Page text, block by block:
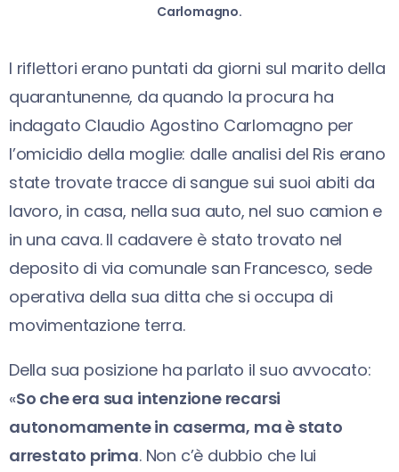
Carlomagno.
I riflettori erano puntati da giorni sul marito della
quarantunenne, da quando la procura ha
indagato Claudio Agostino Carlomagno per
l’omicidio della moglie: dalle analisi del Ris erano
state trovate tracce di sangue sui suoi abiti da
lavoro, in casa, nella sua auto, nel suo camion e
in una cava. Il cadavere è stato trovato nel
deposito di via comunale san Francesco, sede
operativa della sua ditta che si occupa di
movimentazione terra.
Della sua posizione ha parlato il suo avvocato:
«So che era sua intenzione recarsi
autonomamente in caserma, ma è stato
arrestato prima. Non c’è dubbio che lui